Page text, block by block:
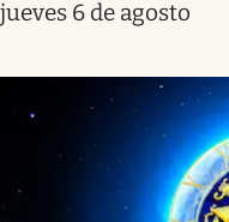
jueves 6 de agosto